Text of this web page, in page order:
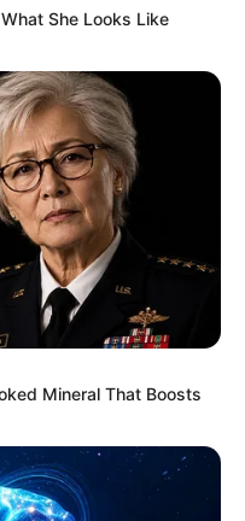
She Looks Like
Mineral That Boosts